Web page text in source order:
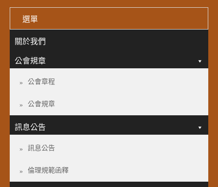
選單
關於我們
公會規章
公會章程
公會規章
訊息公告
訊息公告
倫理規範函釋